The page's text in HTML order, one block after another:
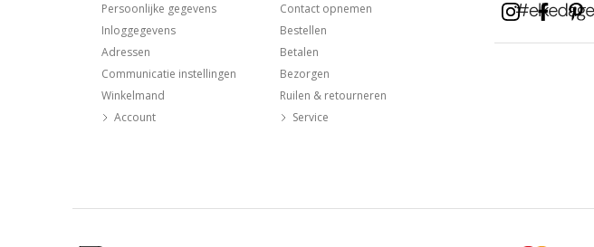
Persoonlijke gegevens
Inloggegevens
Adressen
Communicatie instellingen
Winkelmand
Account
Contact opnemen
Bestellen
Betalen
Bezorgen
Ruilen & retourneren
Service